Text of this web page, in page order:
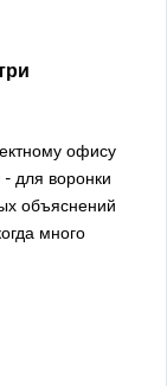
офису
для воронки
объяснений
много